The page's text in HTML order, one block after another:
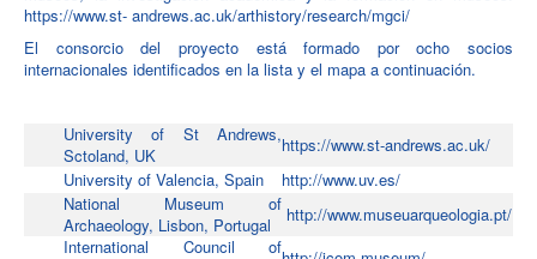
https://www.st- andrews.ac.uk/arthistory/research/mgci/
El consorcio del proyecto está formado por ocho socios
internacionales identificados en la lista y el mapa a continuación.
University of St Andrews,
Sctoland, UK
https://www.st-andrews.ac.uk/
University of Valencia, Spain
http://www.uv.es/
National Museum of
Archaeology, Lisbon, Portugal
http://www.museuarqueologia.pt/
International Council of